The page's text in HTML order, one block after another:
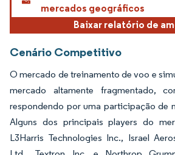
mercados geográficos
Baixar relatório de
Cenário Competitivo
O mercado de treinamento de voo e
mercado altamente fragmentado,
respondendo por uma participação de
Alguns dos principais players do
L3Harris Technologies Inc., Israel